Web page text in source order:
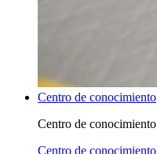
Centro de conocimiento
Centro de conocimiento
Centro de conocimiento